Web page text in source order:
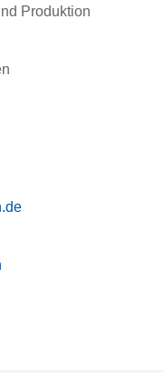
Produktion